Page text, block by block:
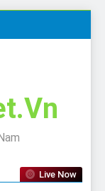
Live Now